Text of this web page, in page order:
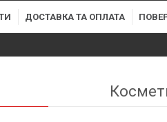
ДОСТАВКА ТА ОПЛАТА